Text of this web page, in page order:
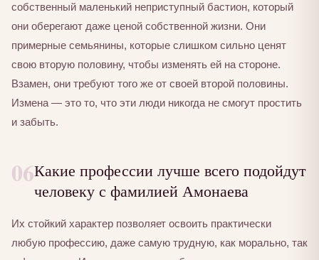
собственный маленький неприступный бастион, который
они оберегают даже ценой собственной жизни. Они
примерные семьянины, которые слишком сильно ценят
свою вторую половину, чтобы изменять ей на стороне.
Взамен, они требуют того же от своей второй половины.
Измена — это то, что эти люди никогда не смогут простить
и забыть.
06Какие профессии лучше всего подойдут
человеку с фамилией Амонаева
Их стойкий характер позволяет освоить практически
любую профессию, даже самую трудную, как морально, так